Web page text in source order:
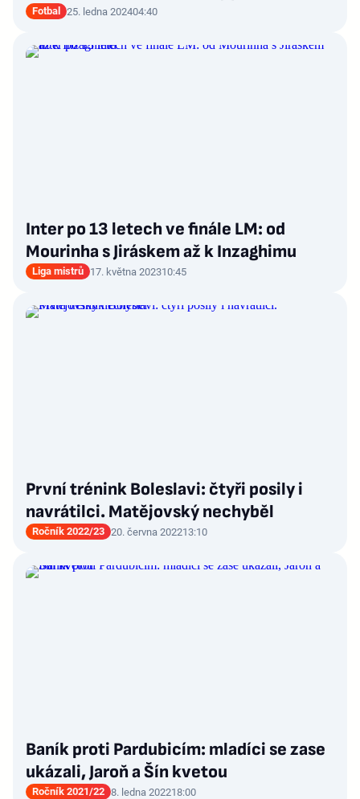
Fotbal 25. ledna 202404:40
Inter po 13 letech ve finále LM: od
Mourinha s Jiráskem až k Inzaghimu
Liga mistrů 17. května 202310:45
První trénink Boleslavi: čtyři posily i
navrátilci. Matějovský nechyběl
Ročník 2022/23 20. června 202213:10
Baník proti Pardubicím: mladíci se zase
ukázali, Jaroň a Šín kvetou
Ročník 2021/22 8. ledna 202218:00